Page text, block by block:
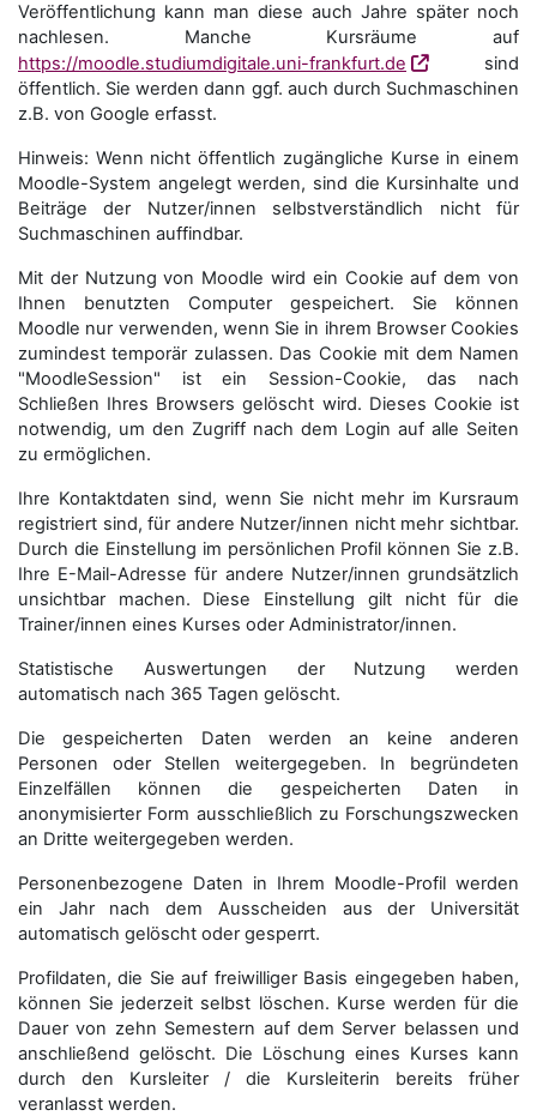
Veröffentlichung kann man diese auch Jahre später noch
nachlesen. Manche Kursräume auf
https://moodle.studiumdigitale.uni-frankfurt.de
sind
öffentlich. Sie werden dann ggf. auch durch Suchmaschinen
z.B. von Google erfasst.
Hinweis: Wenn nicht öffentlich zugängliche Kurse in einem
Moodle-System angelegt werden, sind die Kursinhalte und
Beiträge der Nutzer/innen selbstverständlich nicht für
Suchmaschi­nen auffindbar.
Mit der Nutzung von Moodle wird ein Cookie auf dem von
Ihnen benutzten Computer gespeichert. Sie können
Moodle nur verwenden, wenn Sie in ihrem Browser Cookies
zumindest temporär zulassen. Das Cookie mit dem Namen
"MoodleSession" ist ein Session-Cookie, das nach
Schließen Ihres Browsers gelöscht wird. Dieses Cookie ist
notwendig, um den Zugriff nach dem Login auf alle Seiten
zu ermöglichen.
Ihre Kontaktdaten sind, wenn Sie nicht mehr im Kursraum
registriert sind, für andere Nutzer/innen nicht mehr sichtbar.
Durch die Einstellung im persönlichen Profil können Sie z.B.
Ihre E-Mail-Adresse für andere Nutzer/innen grundsätzlich
unsichtbar machen. Diese Einstellung gilt nicht für die
Trainer/innen eines Kurses oder Administrator/innen.
Statistische Auswertungen der Nutzung werden
automatisch nach 365 Tagen gelöscht.
Die gespeicherten Daten werden an keine anderen
Personen oder Stellen weitergegeben. In begründeten
Einzelfällen können die gespeicherten Daten in
anonymisierter Form aus­schließ­lich zu Forschungszwecken
an Dritte weitergegeben werden.
Personenbezogene Daten in Ihrem Moodle-Profil werden
ein Jahr nach dem Ausscheiden aus der Universität
automatisch gelöscht oder gesperrt.
Profildaten, die Sie auf freiwilliger Basis eingegeben haben,
können Sie jederzeit selbst löschen. Kurse werden für die
Dauer von zehn Semestern auf dem Server belassen und
anschließend gelöscht. Die Löschung eines Kurses kann
durch den Kursleiter / die Kursleiterin bereits früher
veranlasst werden.